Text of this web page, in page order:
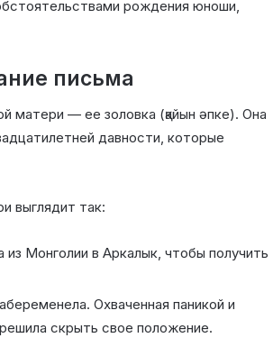
рождения юноши,
письма
матери — ее золовка (қайын әпке). Она
давности, которые
выглядит так:
из Монголии в Аркалык, чтобы получить
Охваченная паникой и
скрыть свое положение.